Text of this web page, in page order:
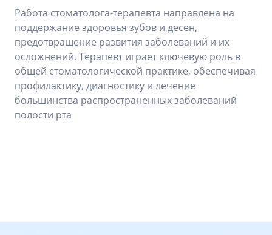
Работа стоматолога-терапевта направлена на
поддержание здоровья зубов и десен,
предотвращение развития заболеваний и их
осложнений. Терапевт играет ключевую роль в
общей стоматологической практике, обеспечивая
профилактику, диагностику и лечение
большинства распространенных заболеваний
полости рта